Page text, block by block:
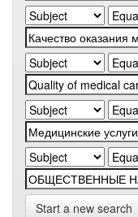
Start a new search